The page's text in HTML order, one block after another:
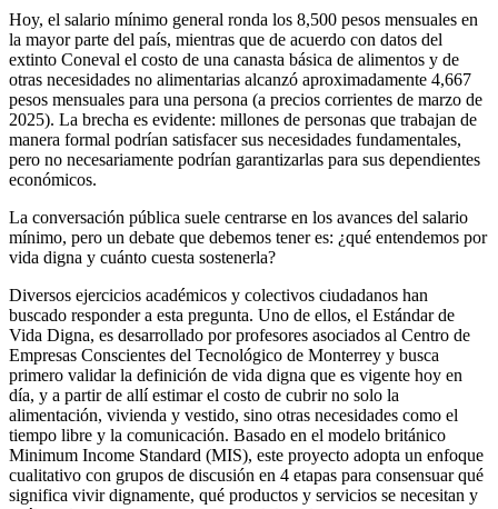
Hoy, el salario mínimo general ronda los 8,500 pesos mensuales en
la mayor parte del país, mientras que de acuerdo con datos del
extinto Coneval el costo de una canasta básica de alimentos y de
otras necesidades no alimentarias alcanzó aproximadamente 4,667
pesos mensuales para una persona (a precios corrientes de marzo de
2025). La brecha es evidente: millones de personas que trabajan de
manera formal podrían satisfacer sus necesidades fundamentales,
pero no necesariamente podrían garantizarlas para sus dependientes
económicos.
La conversación pública suele centrarse en los avances del salario
mínimo, pero un debate que debemos tener es: ¿qué entendemos por
vida digna y cuánto cuesta sostenerla?
Diversos ejercicios académicos y colectivos ciudadanos han
buscado responder a esta pregunta. Uno de ellos, el Estándar de
Vida Digna, es desarrollado por profesores asociados al Centro de
Empresas Conscientes del Tecnológico de Monterrey y busca
primero validar la definición de vida digna que es vigente hoy en
día, y a partir de allí estimar el costo de cubrir no solo la
alimentación, vivienda y vestido, sino otras necesidades como el
tiempo libre y la comunicación. Basado en el modelo británico
Minimum Income Standard (MIS), este proyecto adopta un enfoque
cualitativo con grupos de discusión en 4 etapas para consensuar qué
significa vivir dignamente, qué productos y servicios se necesitan y